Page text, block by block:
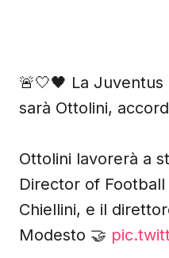
🚨🤍🖤 La
sarà Ottolini,
Ottolini lavorerà a
Director of
Chiellini, e il
Modesto 🤝